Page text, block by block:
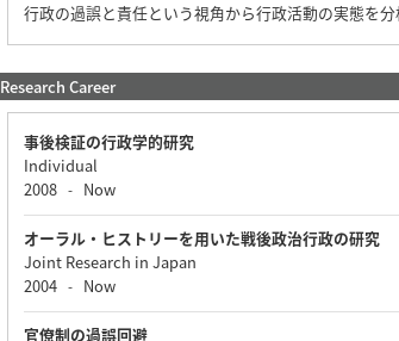
行政の過誤と責任という視角から行政活動の実態を
Research Career
事後検証の行政学的研究
Individual
2008 - Now
オーラル・ヒストリーを用いた戦後政治行政の研究
Joint Research in Japan
2004 - Now
官僚制の過誤回避